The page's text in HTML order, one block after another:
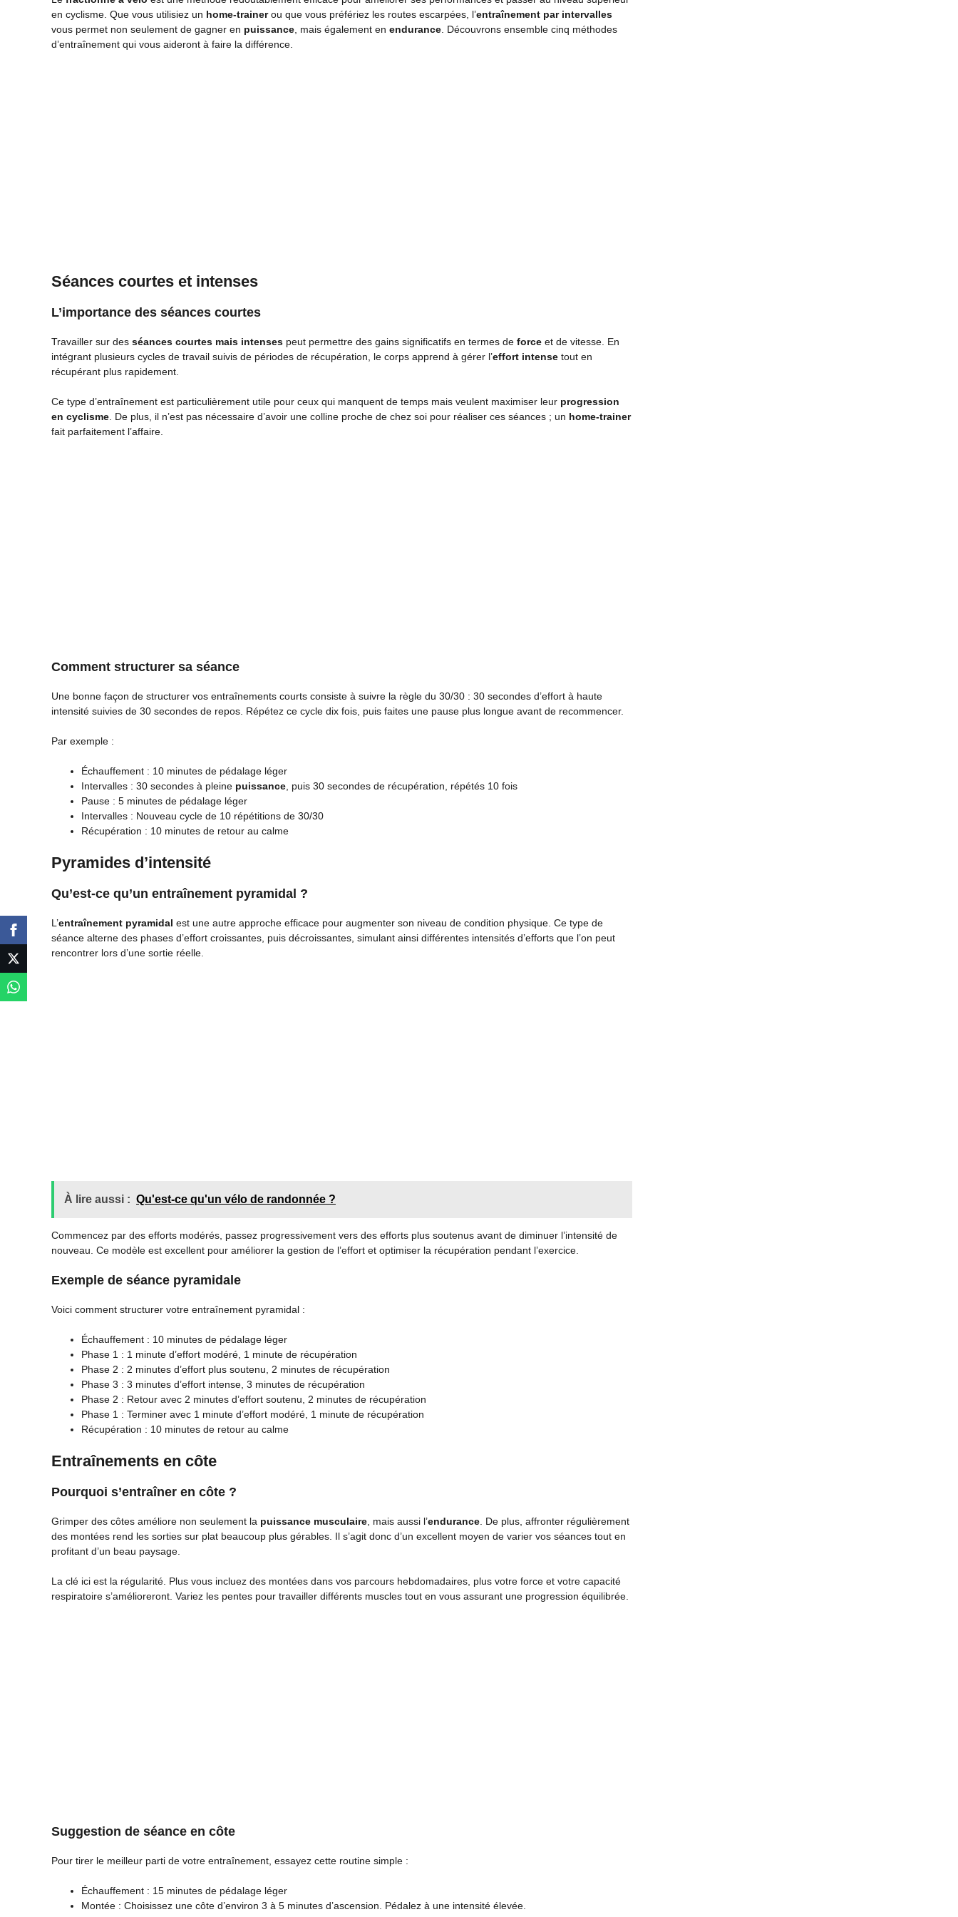
en cyclisme. Que vous utilisiez un home-trainerou que vous préfériez les routes escarpées, l’entraînement par intervalles
vous permet non seulement de gagner en puissance, mais également en endurance. Découvrons ensemble cinq méthodes
d’entraînement qui vous aideront à faire la différence.
Séances courtes et intenses
L’importance des séances courtes
Travailler sur des séances courtes mais intenses peut permettre des gains significatifs en termes de force et de vitesse. En
intégrant plusieurs cycles de travail suivis de périodes de récupération, le corps apprend à gérer l’effort intense tout en
récupérant plus rapidement.
Ce type d’entraînement est particulièrement utile pour ceux qui manquent de temps mais veulent maximiser leur progression
en cyclisme. De plus, il n’est pas nécessaire d’avoir une colline proche de chez soi pour réaliser ces séances ; un home-trainer
fait parfaitement l’affaire.
Comment structurer sa séance
Une bonne façon de structurer vos entraînements courts consiste à suivre la règle du 30/30 : 30 secondes d’effort à haute
intensité suivies de 30 secondes de repos. Répétez ce cycle dix fois, puis faites une pause plus longue avant de recommencer.
Par exemple :
Échauffement : 10 minutes de pédalage léger
Intervalles : 30 secondes à pleine puissance, puis 30 secondes de récupération, répétés 10 fois
Pause : 5 minutes de pédalage léger
Intervalles : Nouveau cycle de 10 répétitions de 30/30
Récupération : 10 minutes de retour au calme
Pyramides d’intensité
Qu’est-ce qu’un entraînement pyramidal ?
L’entraînement pyramidal est une autre approche efficace pour augmenter son niveau de condition physique. Ce type de
séance alterne des phases d’effort croissantes, puis décroissantes, simulant ainsi différentes intensités d’efforts que l’on peut
rencontrer lors d’une sortie réelle.
À lire aussi : Qu'est-ce qu'un vélo de randonnée ?
Commencez par des efforts modérés, passez progressivement vers des efforts plus soutenus avant de diminuer l’intensité de
nouveau. Ce modèle est excellent pour améliorer la gestion de l’effort et optimiser la récupération pendant l’exercice.
Exemple de séance pyramidale
Voici comment structurer votre entraînement pyramidal :
Échauffement : 10 minutes de pédalage léger
Phase 1 : 1 minute d’effort modéré, 1 minute de récupération
Phase 2 : 2 minutes d’effort plus soutenu, 2 minutes de récupération
Phase 3 : 3 minutes d’effort intense, 3 minutes de récupération
Phase 2 : Retour avec 2 minutes d’effort soutenu, 2 minutes de récupération
Phase 1 : Terminer avec 1 minute d’effort modéré, 1 minute de récupération
Récupération : 10 minutes de retour au calme
Entraînements en côte
Pourquoi s’entraîner en côte ?
Grimper des côtes améliore non seulement la puissance musculaire, mais aussi l’endurance. De plus, affronter régulièrement
des montées rend les sorties sur plat beaucoup plus gérables. Il s’agit donc d’un excellent moyen de varier vos séances tout en
profitant d’un beau paysage.
La clé ici est la régularité. Plus vous incluez des montées dans vos parcours hebdomadaires, plus votre force et votre capacité
respiratoire s’amélioreront. Variez les pentes pour travailler différents muscles tout en vous assurant une progression équilibrée.
Suggestion de séance en côte
Pour tirer le meilleur parti de votre entraînement, essayez cette routine simple :
Échauffement : 15 minutes de pédalage léger
Montée : Choisissez une côte d’environ 3 à 5 minutes d’ascension. Pédalez à une intensité élevée.